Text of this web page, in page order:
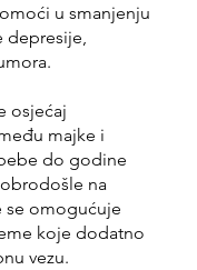
u smanjenju
depresije,
osjećaj
majke i
do godine
na
se omogućuje
koje dodatno
vezu.